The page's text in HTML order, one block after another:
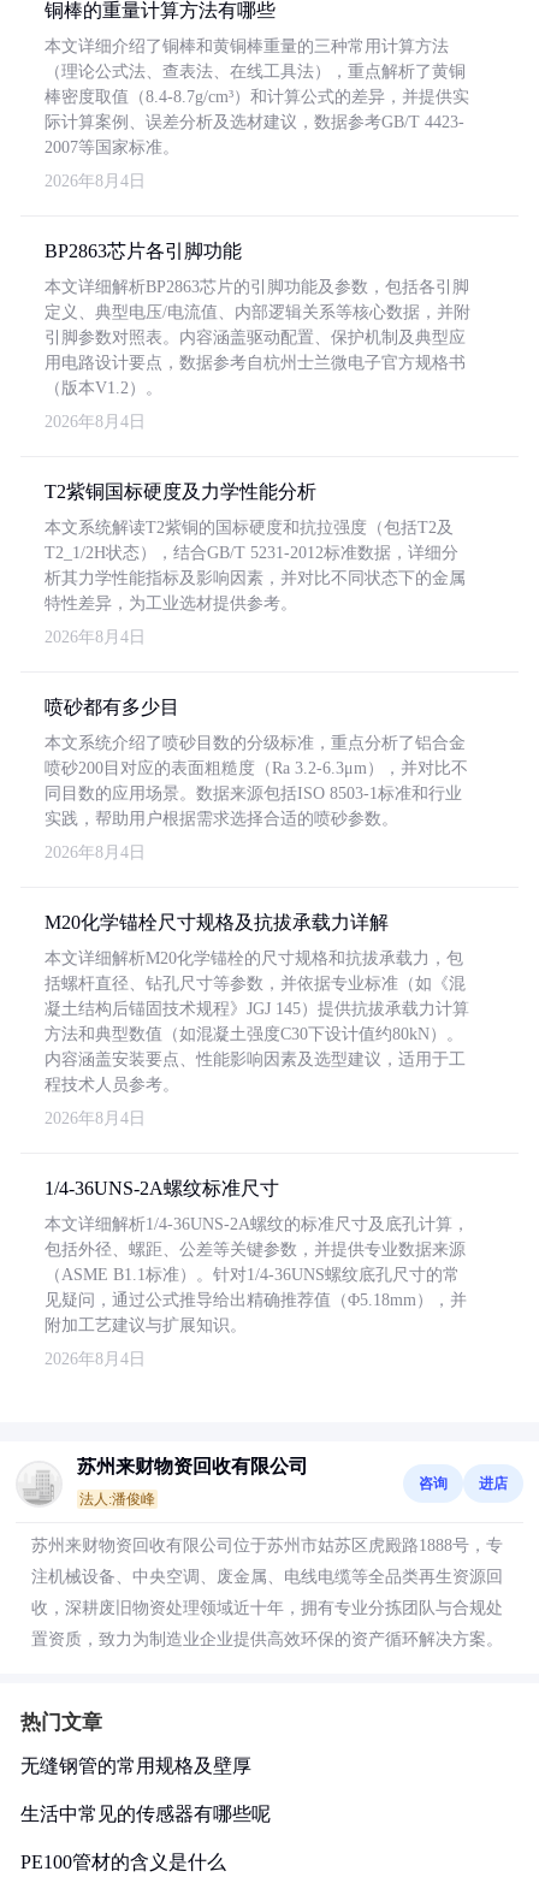
铜棒的重量计算方法有哪些
本文详细介绍了铜棒和黄铜棒重量的三种常用计算方法
（理论公式法、查表法、在线工具法），重点解析了黄铜
棒密度取值（8.4-8.7g/cm³）和计算公式的差异，并提供实
际计算案例、误差分析及选材建议，数据参考GB/T 4423-
2007等国家标准。
2026年8月4日
BP2863芯片各引脚功能
本文详细解析BP2863芯片的引脚功能及参数，包括各引脚
定义、典型电压/电流值、内部逻辑关系等核心数据，并附
引脚参数对照表。内容涵盖驱动配置、保护机制及典型应
用电路设计要点，数据参考自杭州士兰微电子官方规格书
（版本V1.2）。
2026年8月4日
T2紫铜国标硬度及力学性能分析
本文系统解读T2紫铜的国标硬度和抗拉强度（包括T2及
T2_1/2H状态），结合GB/T 5231-2012标准数据，详细分
析其力学性能指标及影响因素，并对比不同状态下的金属
特性差异，为工业选材提供参考。
2026年8月4日
喷砂都有多少目
本文系统介绍了喷砂目数的分级标准，重点分析了铝合金
喷砂200目对应的表面粗糙度（Ra 3.2-6.3μm），并对比不
同目数的应用场景。数据来源包括ISO 8503-1标准和行业
实践，帮助用户根据需求选择合适的喷砂参数。
2026年8月4日
M20化学锚栓尺寸规格及抗拔承载力详解
本文详细解析M20化学锚栓的尺寸规格和抗拔承载力，包
括螺杆直径、钻孔尺寸等参数，并依据专业标准（如《混
凝土结构后锚固技术规程》JGJ 145）提供抗拔承载力计算
方法和典型数值（如混凝土强度C30下设计值约80kN）。
内容涵盖安装要点、性能影响因素及选型建议，适用于工
程技术人员参考。
2026年8月4日
1/4-36UNS-2A螺纹标准尺寸
本文详细解析1/4-36UNS-2A螺纹的标准尺寸及底孔计算，
包括外径、螺距、公差等关键参数，并提供专业数据来源
（ASME B1.1标准）。针对1/4-36UNS螺纹底孔尺寸的常
见疑问，通过公式推导给出精确推荐值（Φ5.18mm），并
附加工艺建议与扩展知识。
2026年8月4日
苏州来财物资回收有限公司
法人:潘俊峰
咨询 进店
苏州来财物资回收有限公司位于苏州市姑苏区虎殿路1888号，专
注机械设备、中央空调、废金属、电线电缆等全品类再生资源回
收，深耕废旧物资处理领域近十年，拥有专业分拣团队与合规处
置资质，致力为制造业企业提供高效环保的资产循环解决方案。
热门文章
无缝钢管的常用规格及壁厚
生活中常见的传感器有哪些呢
PE100管材的含义是什么